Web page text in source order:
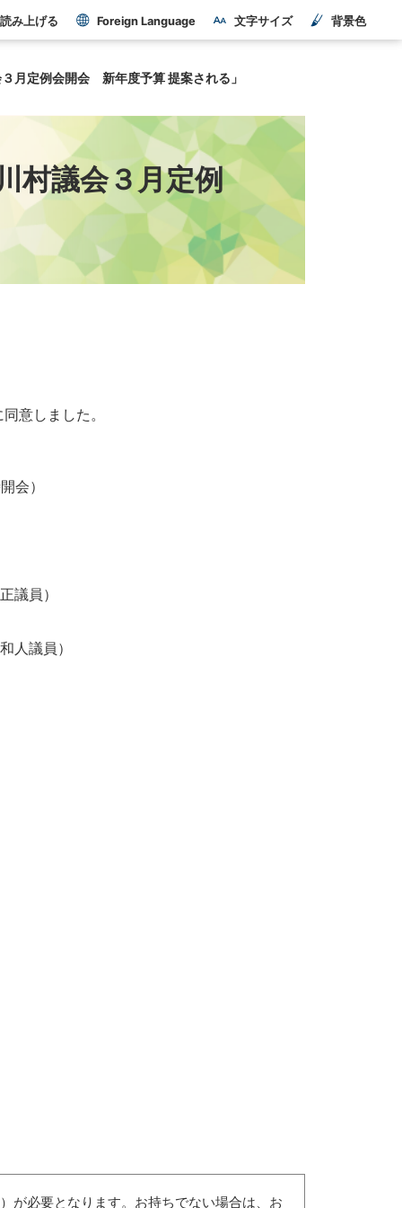
読み上げる Foreign Language 文字サイズ 背景色
月定例会開会 新年度予算 提案される」
村議会３月定例
意しました。
会）
員）
議員）
が必要となります。お持ちでない場合は、お